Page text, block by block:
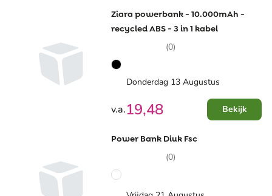
Ziara powerbank - 10.000mAh -
recycled ABS - 3 in 1 kabel
(0)
Donderdag 13 Augustus
v.a.19,48 Bekijk
Power Bank Diuk Fsc
(0)